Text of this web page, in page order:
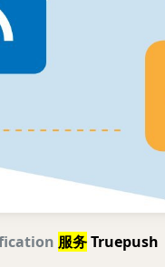
服务Truepush